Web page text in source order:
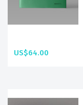
US$64.00